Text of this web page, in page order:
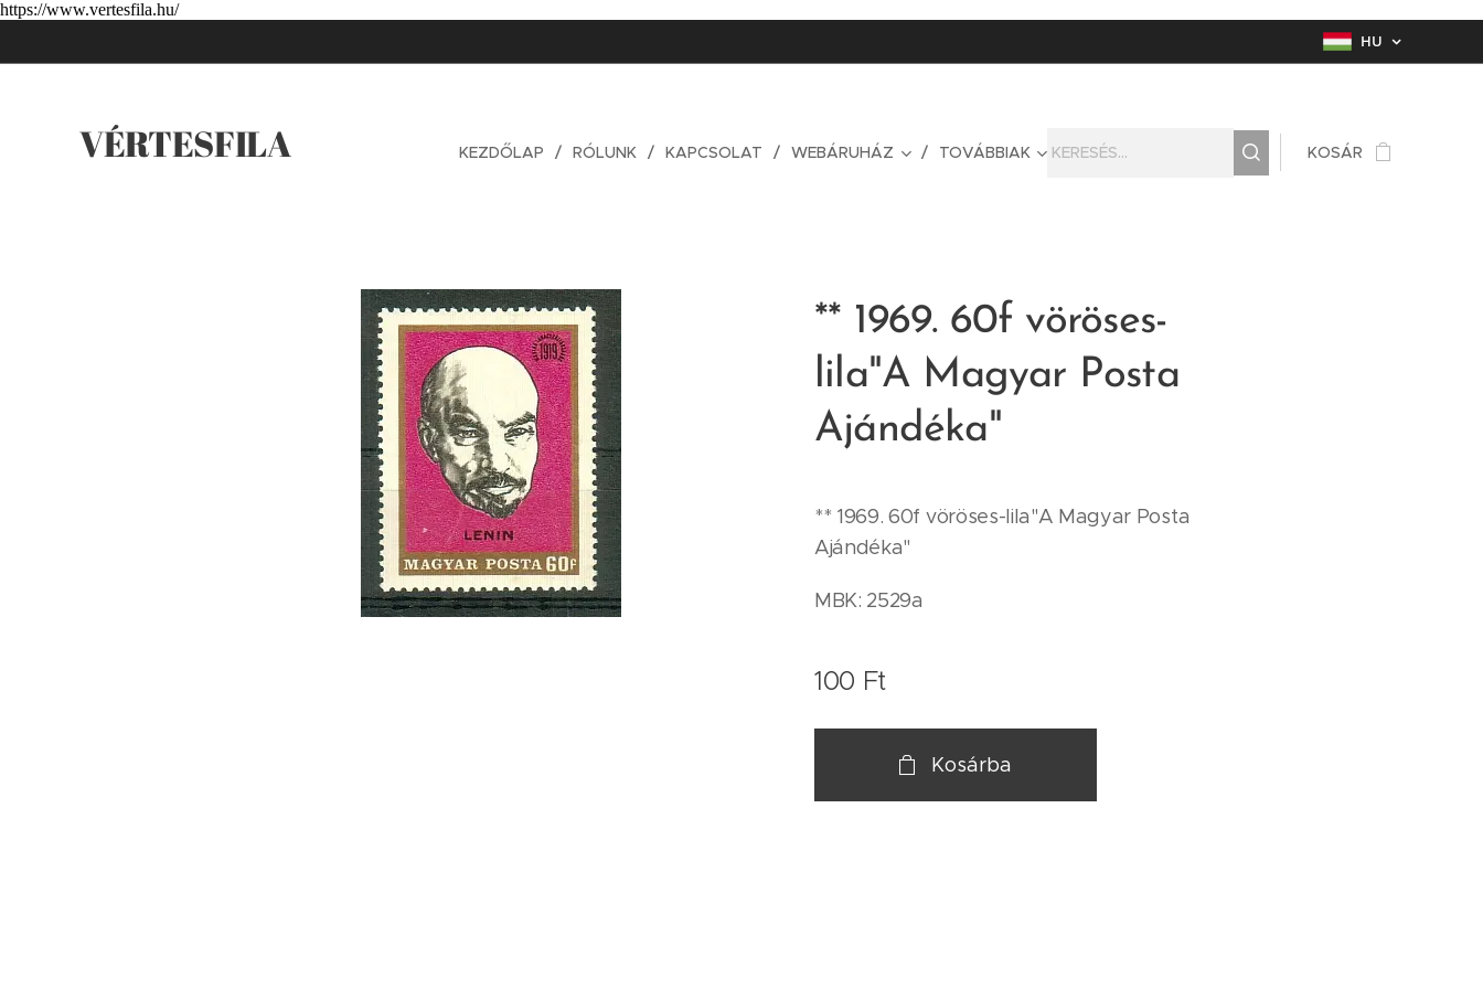
https://www.vertesfila.hu/
HU
VÉRTESFILA KEZDŐLAP RÓLUNK KAPCSOLAT WEBÁRUHÁZ TOVÁBBIAK KOSÁR
** 1969. 60f vöröses-
lila"A Magyar Posta
Ajándéka"
** 1969. 60f vöröses-lila"A Magyar Posta
Ajándéka"
MBK: 2529a
100 Ft
Kosárba